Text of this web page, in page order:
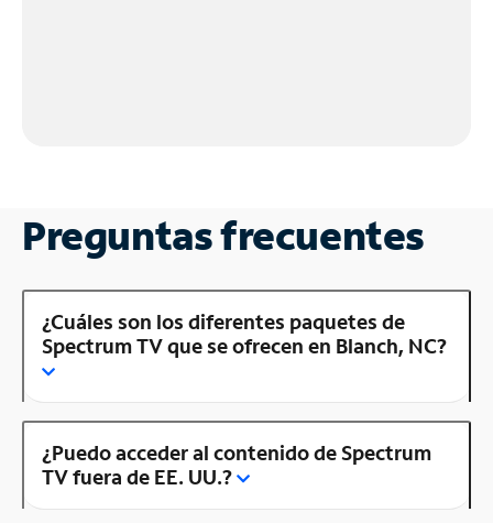
Preguntas frecuentes
¿Cuáles son los diferentes paquetes de
Spectrum TV que se ofrecen en Blanch, NC?
¿Puedo acceder al contenido de Spectrum
TV fuera de EE. UU.?